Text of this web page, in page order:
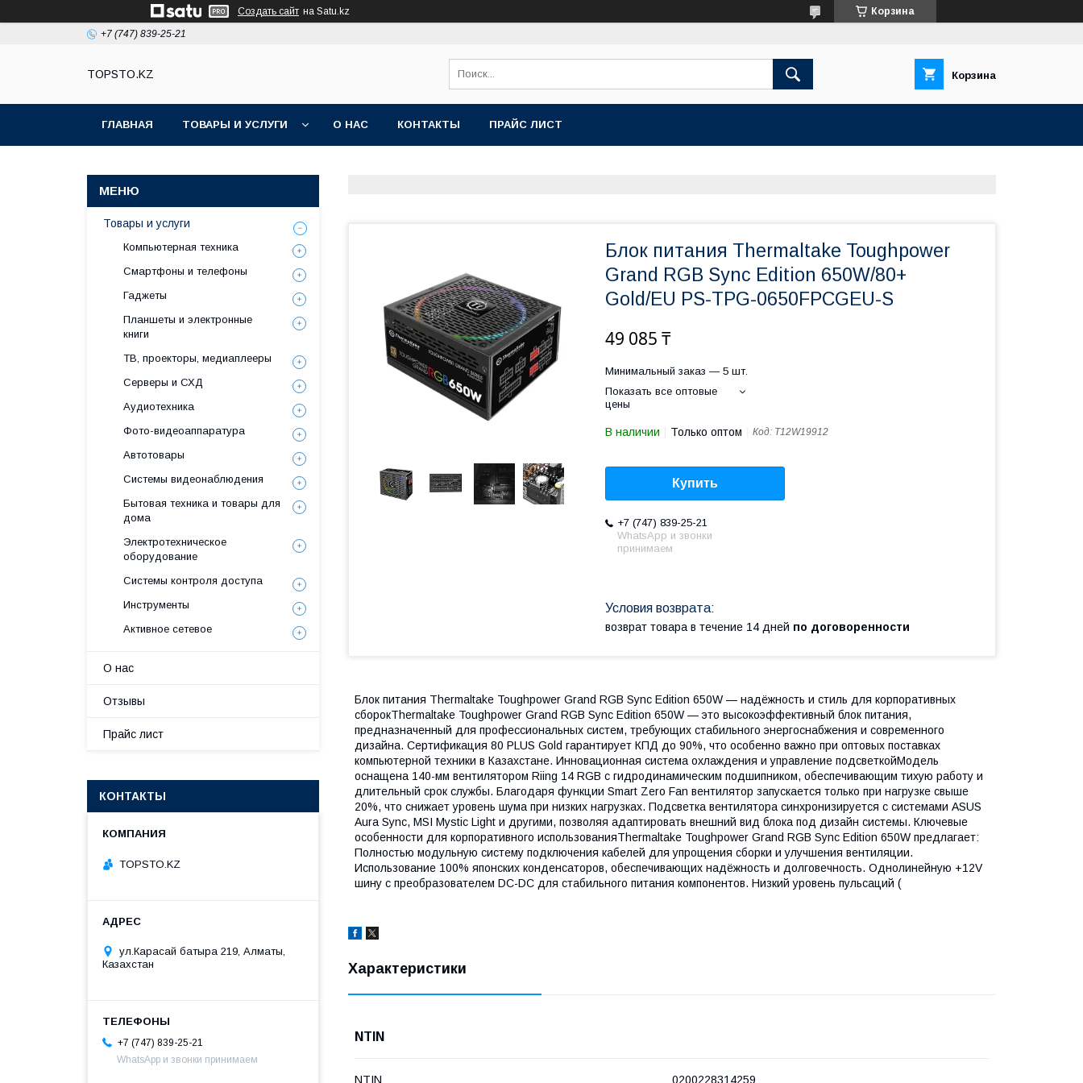
Создать сайт на Satu.kz Корзина
+7 (747) 839-25-21
TOPSTO.KZ Корзина
ГЛАВНАЯ ТОВАРЫ И УСЛУГИ О НАС КОНТАКТЫ ПРАЙС ЛИСТ
Блок питания Thermaltake Toughpower
Grand RGB Sync Edition 650W/80+
Gold/EU PS-TPG-0650FPCGEU-S
49 085 ₸
Минимальный заказ — 5 шт.
Показать все оптовые
цены
В наличии Только оптом Код: T12W19912
Купить
+7 (747) 839-25-21
WhatsApp и звонки
принимаем
возврат товара в течение 14 дней по договоренности
Блок питания Thermaltake Toughpower Grand RGB Sync Edition 650W — надёжность и стиль для корпоративных
сборокThermaltake Toughpower Grand RGB Sync Edition 650W — это высокоэффективный блок питания,
предназначенный для профессиональных систем, требующих стабильного энергоснабжения и современного
дизайна. Сертификация 80 PLUS Gold гарантирует КПД до 90%, что особенно важно при оптовых поставках
компьютерной техники в Казахстане. Инновационная система охлаждения и управление подсветкойМодель
оснащена 140-мм вентилятором Riing 14 RGB с гидродинамическим подшипником, обеспечивающим тихую работу и
длительный срок службы. Благодаря функции Smart Zero Fan вентилятор запускается только при нагрузке свыше
20%, что снижает уровень шума при низких нагрузках. Подсветка вентилятора синхронизируется с системами ASUS
Aura Sync, MSI Mystic Light и другими, позволяя адаптировать внешний вид блока под дизайн системы. Ключевые
особенности для корпоративного использованияThermaltake Toughpower Grand RGB Sync Edition 650W предлагает:
Полностью модульную систему подключения кабелей для упрощения сборки и улучшения вентиляции.
Использование 100% японских конденсаторов, обеспечивающих надёжность и долговечность. Однолинейную +12V
шину с преобразователем DC-DC для стабильного питания компонентов. Низкий уровень пульсаций (
Характеристики
NTIN
NTIN 0200228314259
Товары и услуги
Компьютерная техника
Смартфоны и телефоны
Гаджеты
Планшеты и электронные
книги
ТВ, проекторы, медиаплееры
Серверы и СХД
Аудиотехника
Фото-видеоаппаратура
Автотовары
Системы видеонаблюдения
Бытовая техника и товары для
дома
Электротехническое
оборудование
Системы контроля доступа
Инструменты
Активное сетевое
О нас
Отзывы
Прайс лист
КОНТАКТЫ
TOPSTO.KZ
ул.Карасай батыра 219, Алматы,
Казахстан
+7 (747) 839-25-21
WhatsApp и звонки принимаем